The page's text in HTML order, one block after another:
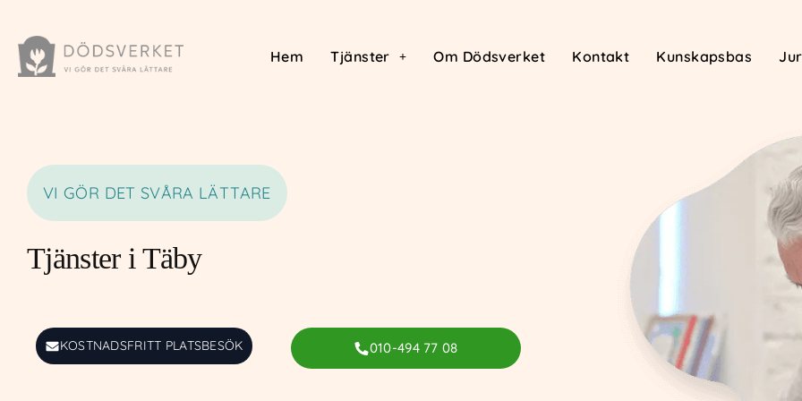
Hem Tjänster Om Dödsverket Kontakt Kunskapsbas
VI GÖR DET SVÅRA LÄTTARE
Tjänster i Täby
KOSTNADSFRITT PLATSBESÖK 010-494 77 08